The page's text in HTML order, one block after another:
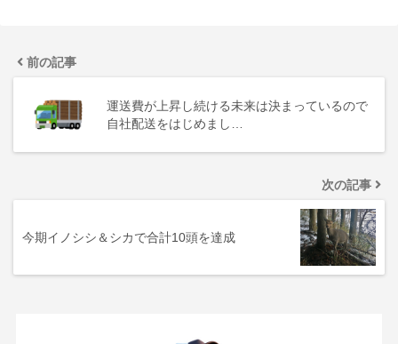
前の記事
運送費が上昇し続ける未来は決まっているので
自社配送をはじめまし…
次の記事
今期イノシシ＆シカで合計10頭を達成